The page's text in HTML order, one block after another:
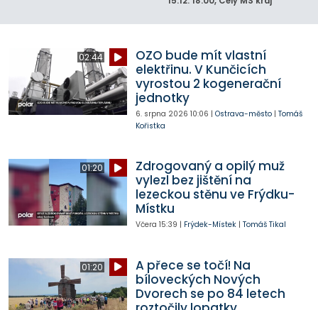
02:44
OZO bude mít vlastní
elektřinu. V Kunčicích
vyrostou 2 kogenerační
jednotky
6. srpna 2026 10:06 | Ostrava-město| Tomáš
Kořistka
01:20
Zdrogovaný a opilý muž
vylezl bez jištění na
lezeckou stěnu ve Frýdku-
Místku
Včera 15:39 | Frýdek-Místek| Tomáš Tikal
01:20
A přece se točí! Na
bíloveckých Nových
Dvorech se po 84 letech